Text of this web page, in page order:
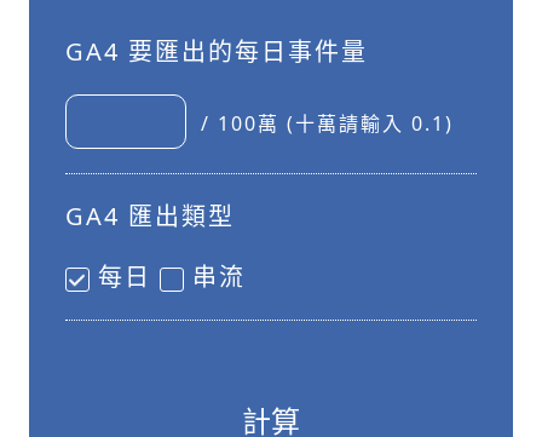
GA4 要匯出的每日事件量
/ 100萬 (十萬請輸入 0.1)
GA4 匯出類型
每日
串流